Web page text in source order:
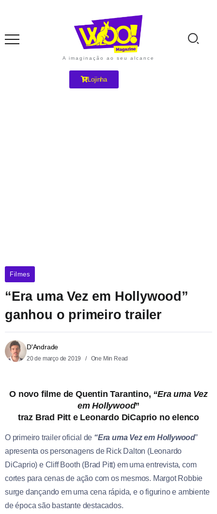
A imaginação ao seu alcance
Lojinha
Filmes
“Era uma Vez em Hollywood”
ganhou o primeiro trailer
D'Andrade
20 de março de 2019 One Min Read
O novo filme de Quentin Tarantino, “Era uma Vez
em Hollywood”
traz Brad Pitt e Leonardo DiCaprio no elenco
O primeiro trailer oficial de “Era uma Vez em Hollywood”
apresenta os personagens de Rick Dalton (Leonardo
DiCaprio) e Cliff Booth (Brad Pitt) em uma entrevista, com
cortes para cenas de ação com os mesmos. Margot Robbie
surge dançando em uma cena rápida, e o figurino e ambiente
de época são bastante destacados.